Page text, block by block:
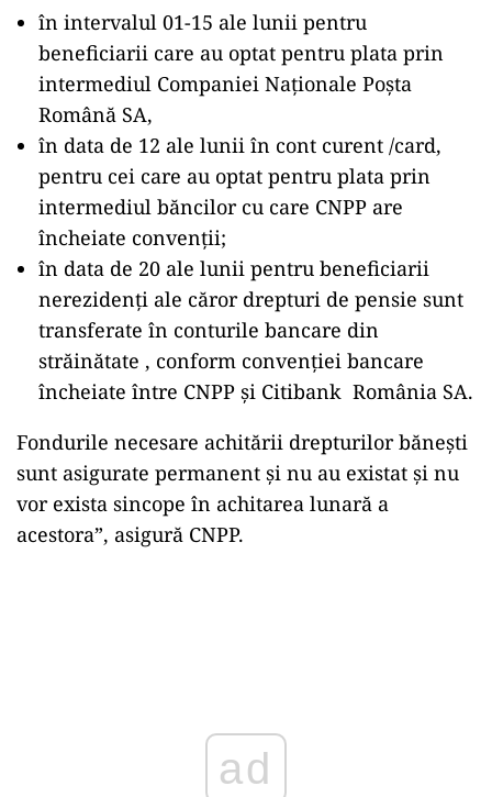
în intervalul 01-15 ale lunii pentru
beneficiarii care au optat pentru plata prin
intermediul Companiei Naționale Poșta
Română SA,
în data de 12 ale lunii în cont curent /card,
pentru cei care au optat pentru plata prin
intermediul băncilor cu care CNPP are
încheiate convenții;
în data de 20 ale lunii pentru beneficiarii
nerezidenți ale căror drepturi de pensie sunt
transferate în conturile bancare din
străinătate , conform convenției bancare
încheiate între CNPP și Citibank România SA.
Fondurile necesare achitării drepturilor bănești
sunt asigurate permanent și nu au existat și nu
vor exista sincope în achitarea lunară a
acestora”, asigură CNPP.
ad